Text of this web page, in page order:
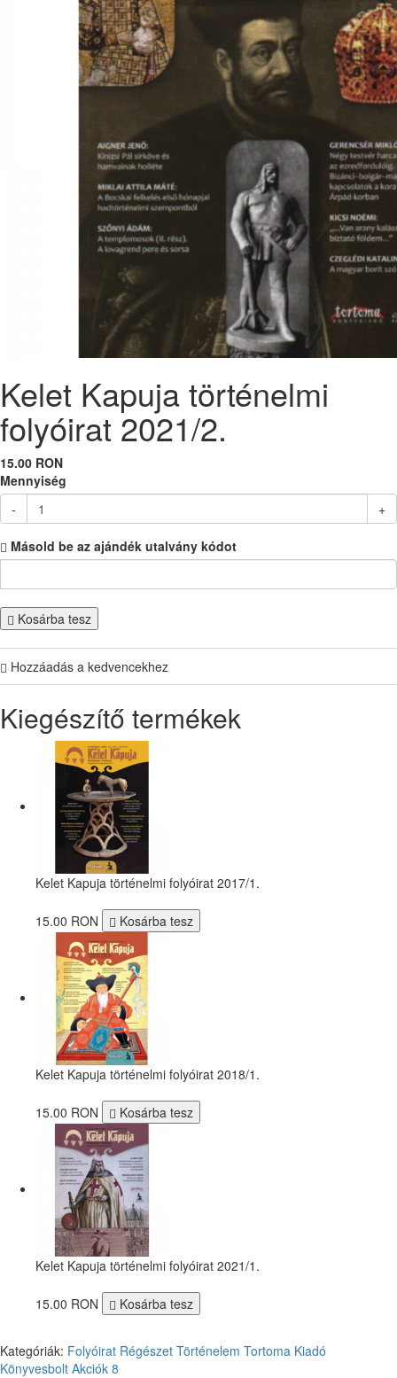
Kelet Kapuja történelmi
folyóirat 2021/2.
15.00 RON
Mennyiség
-
+
Másold be az ajándék utalvány kódot
Kosárba tesz
Hozzáadás a kedvencekhez
Kiegészítő termékek
Kelet Kapuja történelmi folyóirat 2017/1.
15.00 RON Kosárba tesz
Kelet Kapuja történelmi folyóirat 2018/1.
15.00 RON Kosárba tesz
Kelet Kapuja történelmi folyóirat 2021/1.
15.00 RON Kosárba tesz
Kategóriák: Folyóirat Régészet Történelem Tortoma Kiadó
Könyvesbolt Akciók 8